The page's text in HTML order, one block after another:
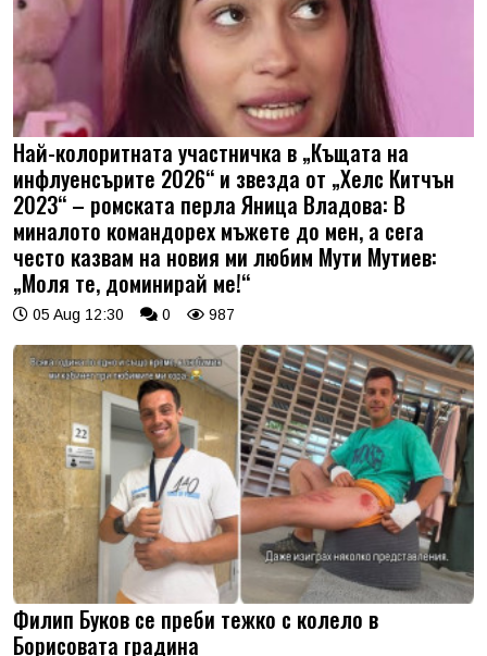
Най-колоритната участничка в „Къщата на
инфлуенсърите 2026“ и звезда от „Хелс Китчън
2023“ – ромската перла Яница Владова: В
миналото командорех мъжете до мен, а сега
често казвам на новия ми любим Мути Мутиев:
„Моля те, доминирай ме!“
05 Aug 12:30 0 987
Филип Буков се преби тежко с колело в
Борисовата градина